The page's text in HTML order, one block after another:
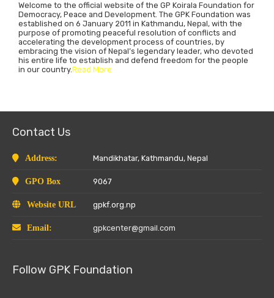
Welcome to the official website of the GP Koirala Foundation for
Democracy, Peace and Development. The GPK Foundation was
established on 6 January 2011 in Kathmandu, Nepal, with the
purpose of promoting peaceful resolution of conflicts and
accelerating the development process of countries, by
embracing the vision of Nepal’s legendary leader, who devoted
his entire life to establish and defend freedom for the people
in our country.Read More
Contact Us
Address: Mandikhatar, Kathmandu, Nepal
GPO Box 9067
Website URL gpkf.org.np
Email: gpkcenter@gmail.com
Follow GPK Foundation